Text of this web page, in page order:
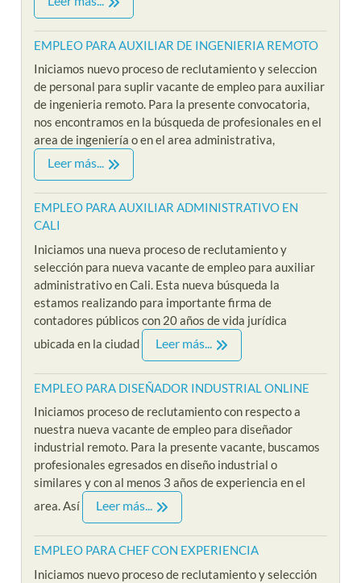
EMPLEO PARA AUXILIAR DE INGENIERIA REMOTO
Iniciamos nuevo proceso de reclutamiento y seleccion
de personal para suplir vacante de empleo para auxiliar
de ingenieria remoto. Para la presente convocatoria,
nos encontramos en la búsqueda de profesionales en el
area de ingeniería o en el area administrativa,
Leer más...
EMPLEO PARA AUXILIAR ADMINISTRATIVO EN
CALI
Iniciamos una nueva proceso de reclutamiento y
selección para nueva vacante de empleo para auxiliar
administrativo en Cali. Esta nueva búsqueda la
estamos realizando para importante firma de
contadores públicos con 20 años de vida jurídica
ubicada en la ciudad
Leer más...
EMPLEO PARA DISEÑADOR INDUSTRIAL ONLINE
Iniciamos proceso de reclutamiento con respecto a
nuestra nueva vacante de empleo para diseñador
industrial remoto. Para la presente vacante, buscamos
profesionales egresados en diseño industrial o
similares y con al menos 3 años de experiencia en el
area. Así
Leer más...
EMPLEO PARA CHEF CON EXPERIENCIA
Iniciamos nuevo proceso de reclutamiento y selección